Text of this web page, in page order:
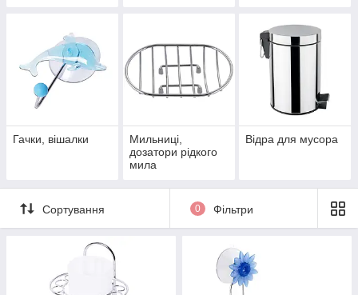
Гачки, вішалки
Мильниці,
дозатори рідкого
мила
Відра для мусора
Сортування 0 Фільтри